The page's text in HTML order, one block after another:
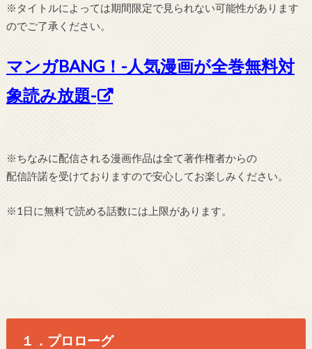
※タイトルによっては期間限定で見られない可能性があります
のでご了承ください。
マンガBANG！-人気漫画が全巻無料対
象読み放題-
※ちなみに配信される漫画作品は全て著作権者からの
配信許諾を受けておりますので安心してお楽しみください。
※1日に無料で読める話数には上限があります。
１．プロローグ